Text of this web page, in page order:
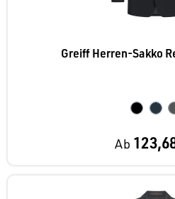
Greiff Herren-Sakko
Ab